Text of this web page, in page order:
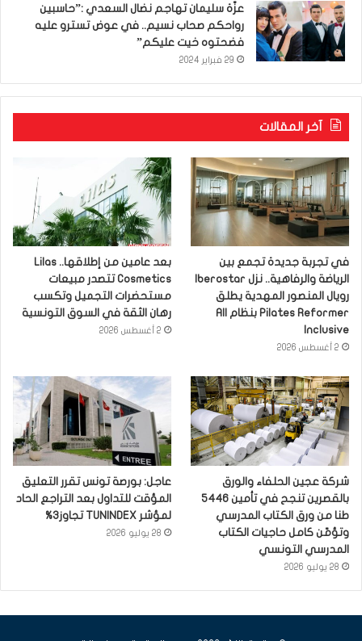
عزّة سليمان تهاجم نضال السعدي :”حاسبين
رواحكم صحاب نسيم.. في عوض تسترو عليه
فضحتوه خيت عليكم”
29 فبراير 2024
آخر المقالات
في تجربة جديدة تجمع بين
رويال المنصور المهدية يطلق
Pilates Reformer بنظام All
Inclusive
2 أغسطس 2026
بعد عامين من إطلاقها.. Lilas
Cosmetics تتصدر مبيعات
مستحضرات التجميل وتكسب
رهان الثقة في السوق التونسية
2 أغسطس 2026
شركة عجين الحلفاء والورق
بالقصرين تنجح في تأمين 5446
طنا من ورق الكتاب المدرسي
وتؤمّن كامل حاجيات الكتاب
المدرسي التونسي
28 يوليو 2026
عاجل: بورصة تونس تقرر التعليق
المؤقت للتداول بعد التراجع الحاد
لمؤشر TUNINDEX تجاوز3%
28 يوليو 2026